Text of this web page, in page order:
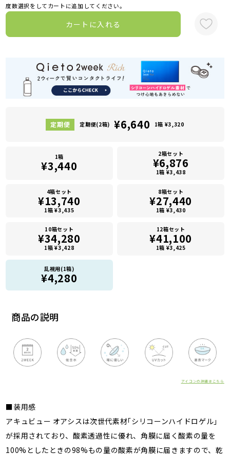
商品の説明
アイコンの詳細はこちら
■装用感
アキュビュー オアシスは次世代素材｢シリコーンハイドロゲル｣
が採用されており、酸素透過性に優れ、角膜に届く酸素の量を
100%としたときの98%もの量の酸素が角膜に届きますので、乾
度数選択をしてカートに追加してください。
カートに入れる
定期便(2箱) ¥6,640 1箱 ¥3,320
1箱
¥3,440
2箱セット
¥6,876
1箱 ¥3,438
4箱セット
¥13,740
1箱 ¥3,435
8箱セット
¥27,440
1箱 ¥3,430
10箱セット
¥34,280
1箱 ¥3,428
12箱セット
¥41,100
1箱 ¥3,425
乱視用(1箱)
¥4,280